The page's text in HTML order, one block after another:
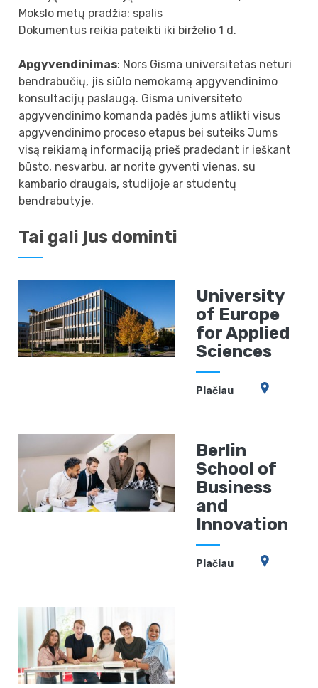
Mokslo metų pradžia: spalis
Dokumentus reikia pateikti iki birželio 1 d.
Apgyvendinimas: Nors Gisma universitetas neturi
bendrabučių, jis siūlo nemokamą apgyvendinimo
konsultacijų paslaugą. Gisma universiteto
apgyvendinimo komanda padės jums atlikti visus
apgyvendinimo proceso etapus bei suteiks Jums
visą reikiamą informaciją prieš pradedant ir ieškant
būsto, nesvarbu, ar norite gyventi vienas, su
kambario draugais, studijoje ar studentų
bendrabutyje.
Tai gali jus dominti
University
of Europe
for Applied
Sciences
Plačiau
Berlin
School of
Business
and
Innovation
Plačiau